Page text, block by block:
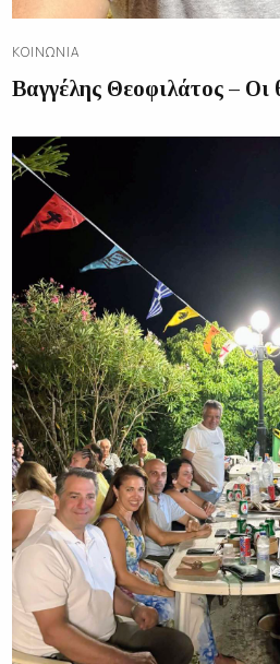
ΚΟΙΝΩΝΊΑ
Βαγγέλης Θεοφιλάτος – Οι